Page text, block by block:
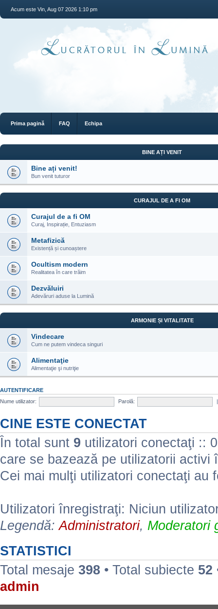
Acum este Vin, Aug 07 2026 1:10 pm
Prima pagină FAQ Echipa
BINE AȚI VENIT
Bine ați venit!
Bun venit tuturor
CURAJUL DE A FI OM
Curajul de a fi OM
Curaj, Inspirație, Entuziasm
Metafizică
Existență și cunoaștere
Ocultism modern
Realitatea în care trăim
Dezvăluiri
Adevăruri aduse la Lumină
ARMONIE ȘI VITALITATE
Vindecare
Cum ne putem vindeca singuri
Alimentaţie
Alimentaţie şi nutriţie
AUTENTIFICARE
Nume utilizator:
Parolă:
CINE ESTE CONECTAT
În total sunt 9 utilizatori conectaţi ::
care se bazează pe utilizatorii activi
Cei mai mulţi utilizatori conectaţi au
Utilizatori înregistraţi: Niciun
Legendă:Administratori, Moderatori
STATISTICI
Total mesaje 398 • Total subiecte 52
admin